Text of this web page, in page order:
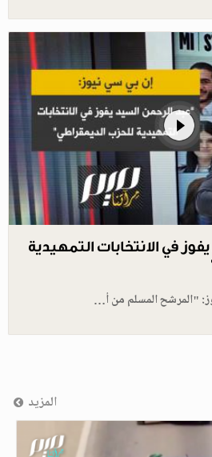
في الانتخابات التمهيدية
"المرشح المسلم من أ…
المزيد